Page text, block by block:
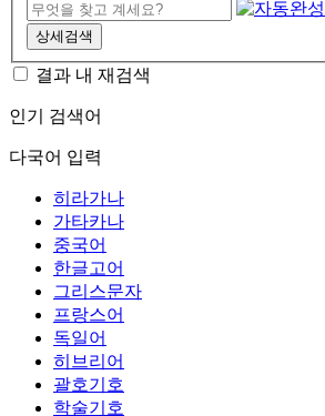
상세검색
결과 내 재검색
인기 검색어
다국어 입력
히라가나
가타카나
중국어
한글고어
그리스문자
프랑스어
독일어
히브리어
괄호기호
학술기호